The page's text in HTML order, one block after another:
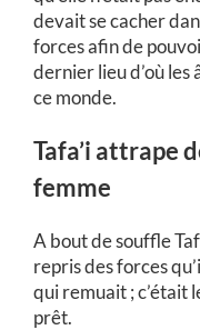
devait se cacher
forces afin de
dernier lieu d’où
ce monde.
Tafa’i attrape
femme
A bout de souffle
repris des forces
qui remuait ; c’était
prêt.